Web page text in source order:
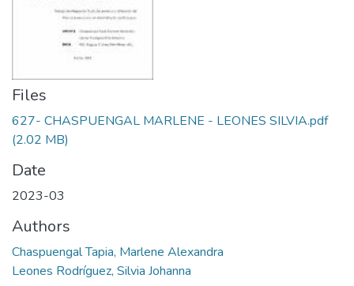
Files
627- CHASPUENGAL MARLENE - LEONES SILVIA.pdf
(2.02 MB)
Date
2023-03
Authors
Chaspuengal Tapia, Marlene Alexandra
Leones Rodríguez, Silvia Johanna